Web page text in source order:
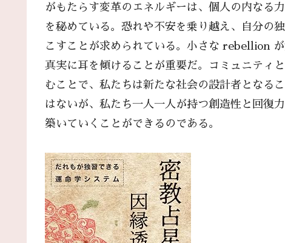
がもたらす変革のエネルギーは、個人の内なる
を秘めている。恐れや不安を乗り越え、自分の
こすことが求められている。小さな rebellion
真実に耳を傾けることが重要だ。コミュニティ
むことで、私たちは新たな社会の設計者となる
はないが、私たち一人一人が持つ創造性と回復
築いていくことができるのである。